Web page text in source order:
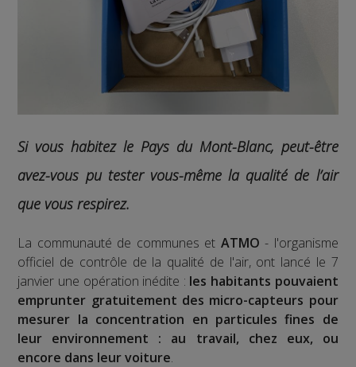
Si vous habitez le Pays du Mont-Blanc, peut-être
avez-vous pu tester vous-même la qualité de l’air
que vous respirez.
La communauté de communes et ATMO- l'organisme
officiel de contrôle de la qualité de l'air, ont lancé le 7
janvier une opération inédite : les habitants pouvaient
emprunter gratuitement des micro-capteurs pour
mesurer la concentration en particules fines de
leur environnement : au travail, chez eux, ou
encore dans leur voiture.